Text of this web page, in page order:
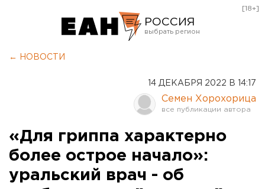
РОССИЯ
Оренбург
[18+]
← НОВОСТИ
14 ДЕКАБРЯ 2022 В 14:17
Семен Хорохорица
«Для гриппа характерно
более острое начало»:
уральский врач - об